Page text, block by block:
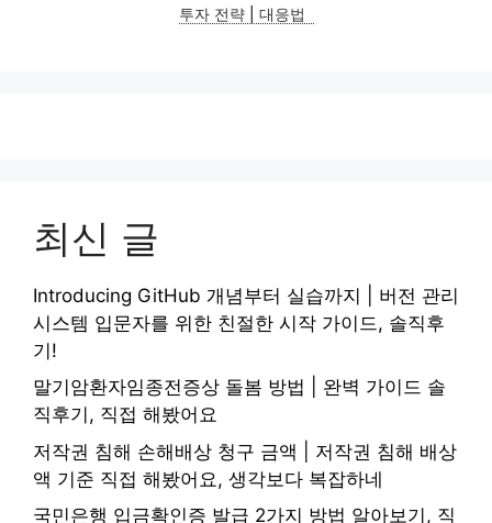
투자 전략 | 대응법
최신 글
Introducing GitHub 개념부터 실습까지 | 버전 관리
시스템 입문자를 위한 친절한 시작 가이드, 솔직후
기!
말기암환자임종전증상 돌봄 방법 | 완벽 가이드 솔
직후기, 직접 해봤어요
저작권 침해 손해배상 청구 금액 | 저작권 침해 배상
액 기준 직접 해봤어요, 생각보다 복잡하네
국민은행 입금확인증 발급 2가지 방법 알아보기, 직